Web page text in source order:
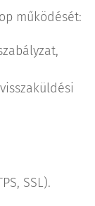
működését:
SSL).